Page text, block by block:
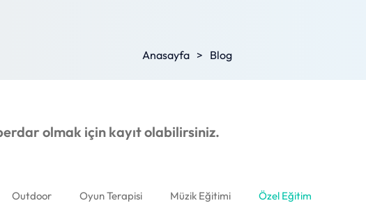
Anasayfa > Blog
olmak için kayıt olabilirsiniz.
Outdoor Oyun Terapisi Müzik Eğitimi Özel Eğitim